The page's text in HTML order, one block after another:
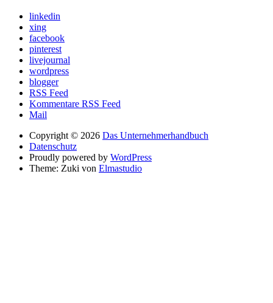
linkedin
xing
facebook
pinterest
livejournal
wordpress
blogger
RSS Feed
Kommentare RSS Feed
Mail
Copyright © 2026 Das Unternehmerhandbuch
Datenschutz
Proudly powered by WordPress
Theme: Zuki von Elmastudio